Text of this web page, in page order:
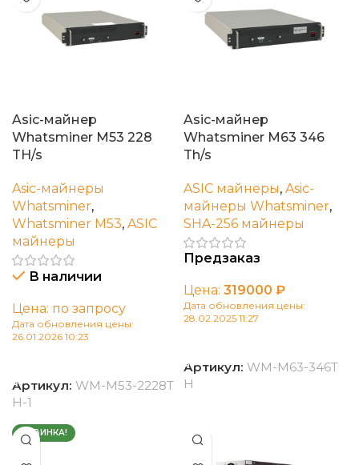
Asic-майнер
Whatsminer M53 228
TH/s
Asic-майнеры
Whatsminer,
Whatsminer M53, ASIC
майнеры
В наличии
Цена: по запросу
Дата обновления цены:
26.01.2026 10:23
Артикул: WM-M53-2228T
H-1
Asic-майнер
Whatsminer M63 346
Th/s
ASIC майнеры, Asic-
майнеры Whatsminer,
SHA-256 майнеры
Предзаказ
Цена: 319000 ₽
Дата обновления цены:
28.02.2025 11:27
Артикул: WM-M63-346T
H
НОВИНКА!